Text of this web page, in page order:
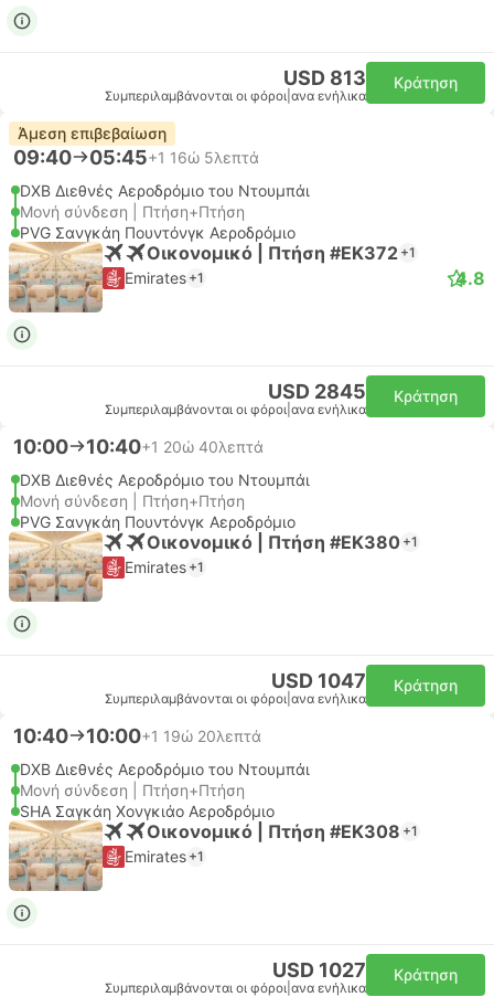
USD 813
Συμπεριλαμβάνονται οι φόροι ανα ενήλικα
Κράτηση
Άμεση επιβεβαίωση
09:40 05:45+1 16ώ 5λεπτά
DXB Διεθνές Αεροδρόμιο του Ντουμπάι
Μονή σύνδεση | Πτήση+Πτήση
PVG Σανγκάη Πουντόνγκ Αεροδρόμιο
Οικονομικό | Πτήση #EK372 +1
Emirates +1 4.8
USD 2845
Συμπεριλαμβάνονται οι φόροι ανα ενήλικα
Κράτηση
10:00 10:40+1 20ώ 40λεπτά
DXB Διεθνές Αεροδρόμιο του Ντουμπάι
Μονή σύνδεση | Πτήση+Πτήση
PVG Σανγκάη Πουντόνγκ Αεροδρόμιο
Οικονομικό | Πτήση #EK380 +1
Emirates +1
USD 1047
Συμπεριλαμβάνονται οι φόροι ανα ενήλικα
Κράτηση
10:40 10:00+1 19ώ 20λεπτά
DXB Διεθνές Αεροδρόμιο του Ντουμπάι
Μονή σύνδεση | Πτήση+Πτήση
SHA Σαγκάη Χονγκιάο Αεροδρόμιο
Οικονομικό | Πτήση #EK308 +1
Emirates +1
USD 1027
Συμπεριλαμβάνονται οι φόροι ανα ενήλικα
Κράτηση